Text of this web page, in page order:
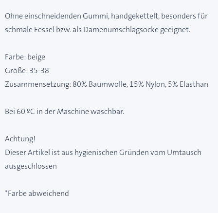
Ohne einschneidenden Gummi, handgekettelt, besonders für
schmale Fessel bzw. als Damenumschlagsocke geeignet.
Farbe: beige
Größe: 35-38
Zusammensetzung: 80% Baumwolle, 15% Nylon, 5% Elasthan
Bei 60 ºC in der Maschine waschbar.
Achtung!
Dieser Artikel ist aus hygienischen Gründen vom Umtausch
ausgeschlossen
*Farbe abweichend